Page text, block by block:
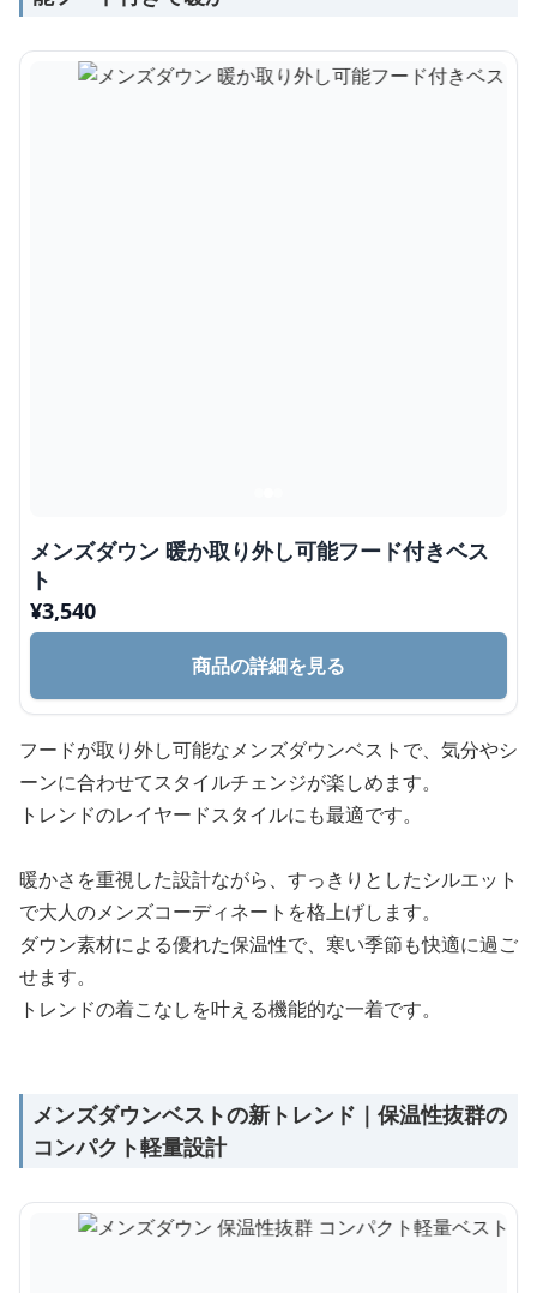
メンズダウン 暖か取り外し可能フード付きベス
ト
¥3,540
商品の詳細を見る
フードが取り外し可能なメンズダウンベストで、気分やシ
ーンに合わせてスタイルチェンジが楽しめます。
トレンドのレイヤードスタイルにも最適です。
暖かさを重視した設計ながら、すっきりとしたシルエット
で大人のメンズコーディネートを格上げします。
ダウン素材による優れた保温性で、寒い季節も快適に過ご
せます。
トレンドの着こなしを叶える機能的な一着です。
メンズダウンベストの新トレンド｜保温性抜群の
コンパクト軽量設計